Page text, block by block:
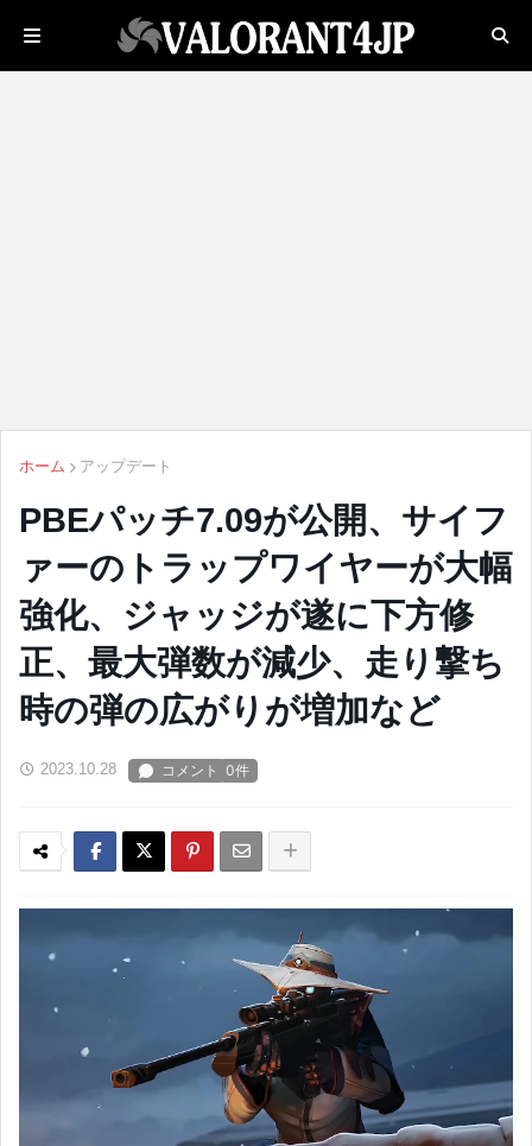
ホーム アップデート
PBEパッチ7.09が公開、サイフ
ァーのトラップワイヤーが大幅
強化、ジャッジが遂に下方修
正、最大弾数が減少、走り撃ち
時の弾の広がりが増加など
2023.10.28